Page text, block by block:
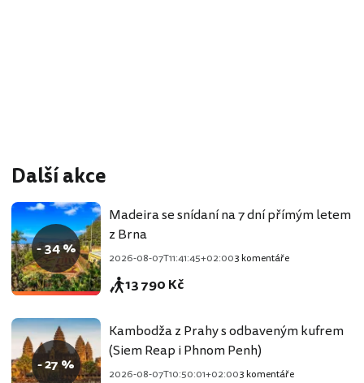
Další akce
- 34 %
Madeira se snídaní na 7 dní přímým letem
z Brna
2026-08-07T11:41:45+02:003 komentáře
13 790 Kč
- 27 %
Kambodža z Prahy s odbaveným kufrem
(Siem Reap i Phnom Penh)
2026-08-07T10:50:01+02:003 komentáře